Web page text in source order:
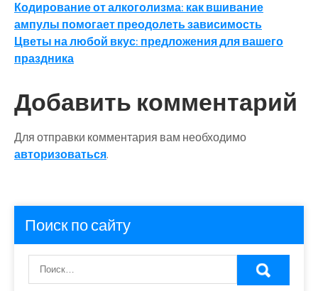
Навигация
по
записям
Кодирование от алкоголизма: как вшивание
ампулы помогает преодолеть зависимость
Цветы на любой вкус: предложения для вашего
праздника
Добавить комментарий
Для отправки комментария вам необходимо
авторизоваться.
Поиск по сайту